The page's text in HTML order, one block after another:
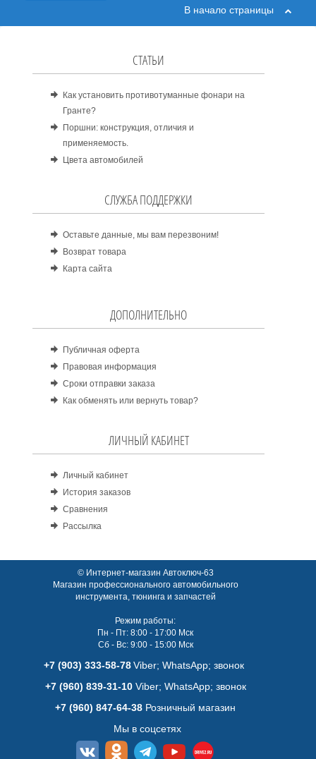
В начало страницы
СТАТЬИ
Как установить противотуманные фонари на
Гранте?
Поршни: конструкция, отличия и
применяемость.
Цвета автомобилей
СЛУЖБА ПОДДЕРЖКИ
Оставьте данные, мы вам перезвоним!
Возврат товара
Карта сайта
ДОПОЛНИТЕЛЬНО
Публичная оферта
Правовая информация
Сроки отправки заказа
Как обменять или вернуть товар?
ЛИЧНЫЙ КАБИНЕТ
Личный кабинет
История заказов
Сравнения
Рассылка
© Интернет-магазин Автоключ-63
Магазин профессионального автомобильного
инструмента, тюнинга и запчастей
Режим работы:
Пн - Пт: 8:00 - 17:00 Мск
Сб - Вс: 9:00 - 15:00 Мск
+7 (903) 333-58-78 Viber; WhatsАpp; звонок
+7 (960) 839-31-10Viber; WhatsАpp; звонок
+7 (960) 847-64-38 Розничный магазин
Мы в соцсетях